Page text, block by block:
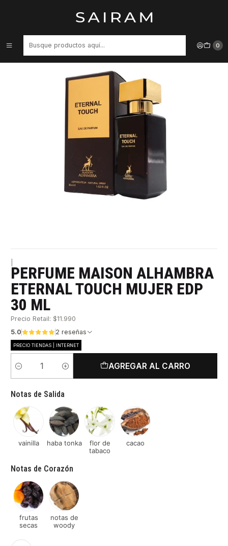
0
Perfume Maison Alhambra Eternal Touch Mujer Edp 30 ml
PERFUME MAISON ALHAMBRA
ETERNAL TOUCH MUJER EDP
30 ML
Precio Retail: $11.990
5.0
2 reseñas
PRECIO TIENDAS | INTERNET
Cantidad
AGREGAR AL CARRO
Notas de Salida
vainilla haba tonka
flor de
tabaco
cacao
Notas de Corazón
frutas
secas
notas de
woody